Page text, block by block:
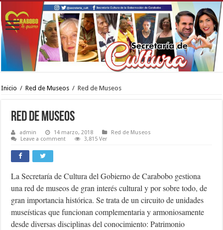
Inicio / Red de Museos / Red de Museos
Red de Museos
admin 14 marzo, 2018
Red de Museos
Leave a comment
3,815 Ver
La Secretaría de Cultura del Gobierno de Carabobo gestiona
una red de museos de gran interés cultural y por sobre todo, de
gran importancia histórica. Se trata de un circuito de unidades
museísticas que funcionan complementaria y armoniosamente
desde diversas disciplinas del conocimiento: Patrimonio